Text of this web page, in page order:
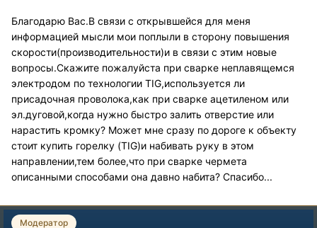
Благодарю Вас.В связи с открывшейся для меня
информацией мысли мои поплыли в сторону повышения
скорости(производительности)и в связи с этим новые
вопросы.Скажите пожалуйста при сварке неплавящемся
электродом по технологии TIG,используется ли
присадочная проволока,как при сварке ацетиленом или
эл.дуговой,когда нужно быстро залить отверстие или
нарастить кромку? Может мне сразу по дороге к объекту
стоит купить горелку (TIG)и набивать руку в этом
направлении,тем более,что при сварке чермета
описанными способами она давно набита? Спасибо...
Модератор